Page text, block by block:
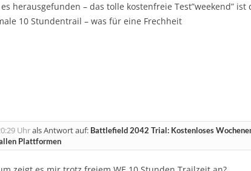
herausgefunden – das tolle kostenfreie Test”weekend” ist
10 Stundentrail – was für eine Frechheit
Uhrals Antwort auf: Battlefield 2042 Trial: Kostenloses
Plattformen